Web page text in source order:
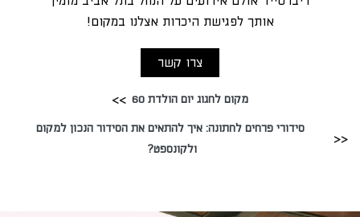
אותך לפגישת היכרות אצלנו במקום!
צרו קשר
מקום לחגוג יום הולדת 60
סידורי פרחים לחתונה: איך להתאים את הסידור הנכון למקום
ולקונספט?